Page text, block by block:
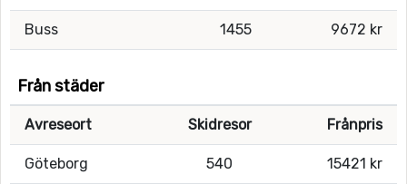
Buss 1455 9672 kr
Från städer
Avreseort Skidresor Frånpris
Göteborg 540 15421 kr